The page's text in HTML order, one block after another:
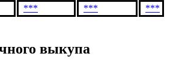
*** ***
***
выкупа